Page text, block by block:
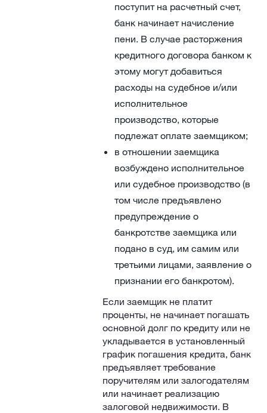
поступит на расчетный счет,
банк начинает начисление
пени. В случае расторжения
кредитного договора банком к
этому могут добавиться
расходы на судебное и/или
исполнительное
производство, которые
подлежат оплате заемщиком;
в отношении заемщика
возбуждено исполнительное
или судебное производство (в
том числе предъявлено
предупреждение о
банкротстве заемщика или
подано в суд, им самим или
третьими лицами, заявление о
признании его банкротом).
Если заемщик не платит
проценты, не начинает погашать
основной долг по кредиту или не
укладывается в установленный
график погашения кредита, банк
предъявляет требование
поручителям или залогодателям
или начинает реализацию
залоговой недвижимости. В